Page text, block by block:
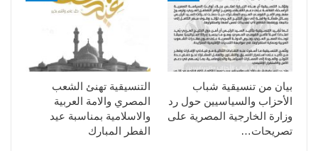
التنسيقية تهنئ الشعب
المصري والامة العربية
والاسلامية بمناسبة عيد
الفطر المبارك
بيان من تنسيقية شباب
الأحزاب والسياسيين حول رد
وزارة الخارجية المصرية على
تصريحات…